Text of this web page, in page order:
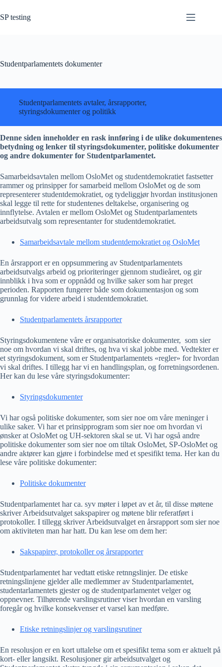
til
innholdet
SP testing
Studentparlamentets dokumenter
Studentparlamentets avtaler, årsrapporter,
styringsdokumenter og politikk
Denne siden inneholder en rask innføring i de ulike dokumentenes
betydning og lenker til styringsdokumenter, politiske dokumenter
og andre dokumenter for Studentparlamentet.
Samarbeidsavtalen mellom OsloMet og studentdemokratiet fastsetter
rammer og prinsipper for samarbeid mellom OsloMet og de som
representerer studentdemokratiet, og tydeliggjør hvordan institusjonen
skal legge til rette for studentenes deltakelse, organisering og
innflytelse. Avtalen er mellom OsloMet og Studentparlamentets
arbeidsutvalg som representanter for studentdemokratiet.
Samarbeidsavtale mellom studentdemokratiet og OsloMet
En årsrapport er en oppsummering av Studentparlamentets
arbeidsutvalgs arbeid og prioriteringer gjennom studieåret, og gir
innblikk i hva som er oppnådd og hvilke saker som har preget
perioden. Rapporten fungerer både som dokumentasjon og som
grunnlag for videre arbeid i studentdemokratiet.
Studentparlamentets årsrapporter
Styringsdokumentene våre er organisatoriske dokumenter, som sier
noe om hvordan vi skal driftes, og hva vi skal jobbe med. Vedtekter er
et styringsdokument, som er Studentparlamentets «regler» for hvordan
vi skal driftes. I tillegg har vi en handlingsplan, og forretningsordenen.
Her kan du lese våre styringsdokumenter:
Styringsdokumenter
Vi har også politiske dokumenter, som sier noe om våre meninger i
ulike saker. Vi har et prinsipprogram som sier noe om hvordan vi
ønsker at OsloMet og UH-sektoren skal se ut. Vi har også andre
politiske dokumenter som sier noe om tiltak OsloMet, SP-OsloMet og
andre aktører kan gjøre i forbindelse med et spesifikt tema. Her kan du
lese våre politiske dokumenter:
Politiske dokumenter
Studentparlamentet har ca. syv møter i løpet av et år, til disse møtene
skriver Arbeidsutvalget sakspapirer og møtene blir referatført i
protokoller. I tillegg skriver Arbeidsutvalget en årsrapport som sier noe
om aktiviteten man har hatt. Du kan lese om dem her:
Sakspapirer, protokoller og årsrapporter
Studentparlamentet har vedtatt etiske retnngslinjer. De etiske
retningslinjene gjelder alle medlemmer av Studentparlamentet,
studentarlamentets gjester og de studentparlamentet velger og
oppnevner. Tilhørende varslingsrutiner viser hvordan en varsling
foregår og hvilke konsekvenser et varsel kan medføre.
Etiske retningslinjer og varslingsrutiner
En resolusjon er en kort uttalelse om et spesifikt tema som er aktuelt på
kort- eller langsikt. Resolusjoner gir arbeidsutvalget og